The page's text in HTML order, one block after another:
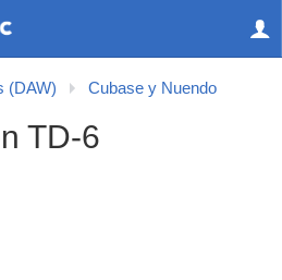
(DAW) Cubase y Nuendo
TD-6